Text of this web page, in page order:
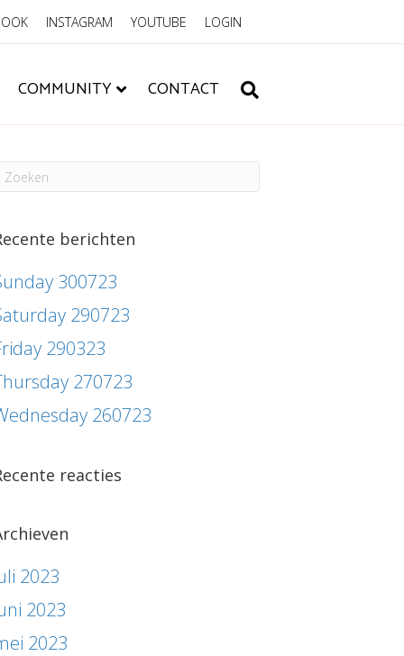
INSTAGRAM YOUTUBE LOGIN
COMMUNITY CONTACT
berichten
300723
290723
290323
270723
260723
reacties
2023
2023
2023